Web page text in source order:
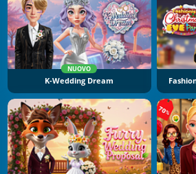
NUOVO
K-Wedding Dream